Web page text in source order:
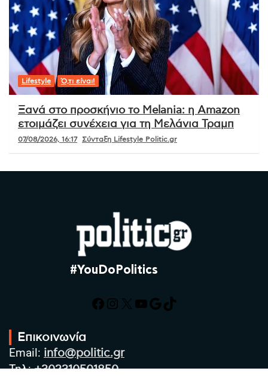
Lifestyle Ό,τι είναι!
Ξανά στο προσκήνιο το Melania: η Amazon
ετοιμάζει συνέχεια για τη Μελάνια Τραμπ
07/08/2026, 16:17 Σύνταξη Lifestyle Politic.gr
#YouDoPolitics
Facebook
Instagram
X YouTube
Google
TikTok
Επικοινωνία
Email: info@politic.gr
Τηλ:+302310501850